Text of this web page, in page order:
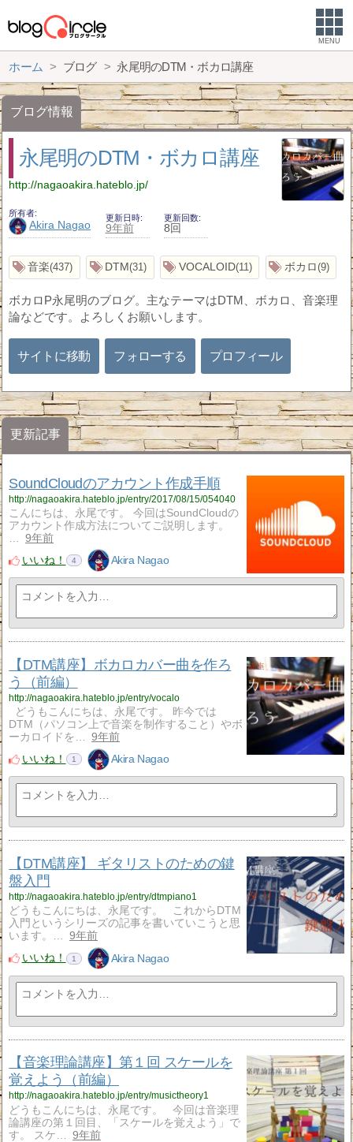
MENU
ホーム ブログ 永尾明のDTM・ボカロ講座
ブログ情報
永尾明のDTM・ボカロ講座
http://nagaoakira.hateblo.jp/
所有者
Akira Nagao
更新日時
9年前
更新回数
8回
音楽 437 DTM 31 VOCALOID 11 ボカロ 9
ボカロP永尾明のブログ。主なテーマはDTM、ボカロ、音楽理
論などです。よろしくお願いします。
サイトに移動 フォローする プロフィール
更新記事
SoundCloudのアカウント作成手順
http://nagaoakira.hateblo.jp/entry/2017/08/15/054040
こんにちは、永尾です。 今回はSoundCloudの
アカウント作成方法についてご説明します。
…
9年前
いいね！
4 Akira Nagao
【DTM講座】ボカロカバー曲を作ろ
う（前編）
http://nagaoakira.hateblo.jp/entry/vocalo
どうもこんにちは、永尾です。 昨今では
DTM（パソコン上で音楽を制作すること）やボ
ーカロイドを…
9年前
いいね！
1 Akira Nagao
【DTM講座】 ギタリストのための鍵
盤入門
http://nagaoakira.hateblo.jp/entry/dtmpiano1
どうもこんにちは、永尾です。 これからDTM
入門というシリーズの記事を書いていこうと思
います。…
9年前
いいね！
1 Akira Nagao
【音楽理論講座】第１回 スケールを
覚えよう（前編）
http://nagaoakira.hateblo.jp/entry/musictheory1
どうもこんにちは、永尾です。 今回は音楽理
論講座の第１回目、「スケールを覚えよう」で
す。 スケ…
9年前